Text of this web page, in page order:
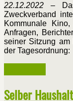
22.12.2022 –
Zweckverband
Kommunale
Anfragen,
seiner Sitzung am
der Tagesordnung:
Selber